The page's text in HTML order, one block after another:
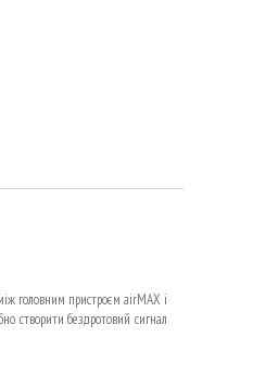
головним пристроєм airMAX і
створити бездротовий сигнал